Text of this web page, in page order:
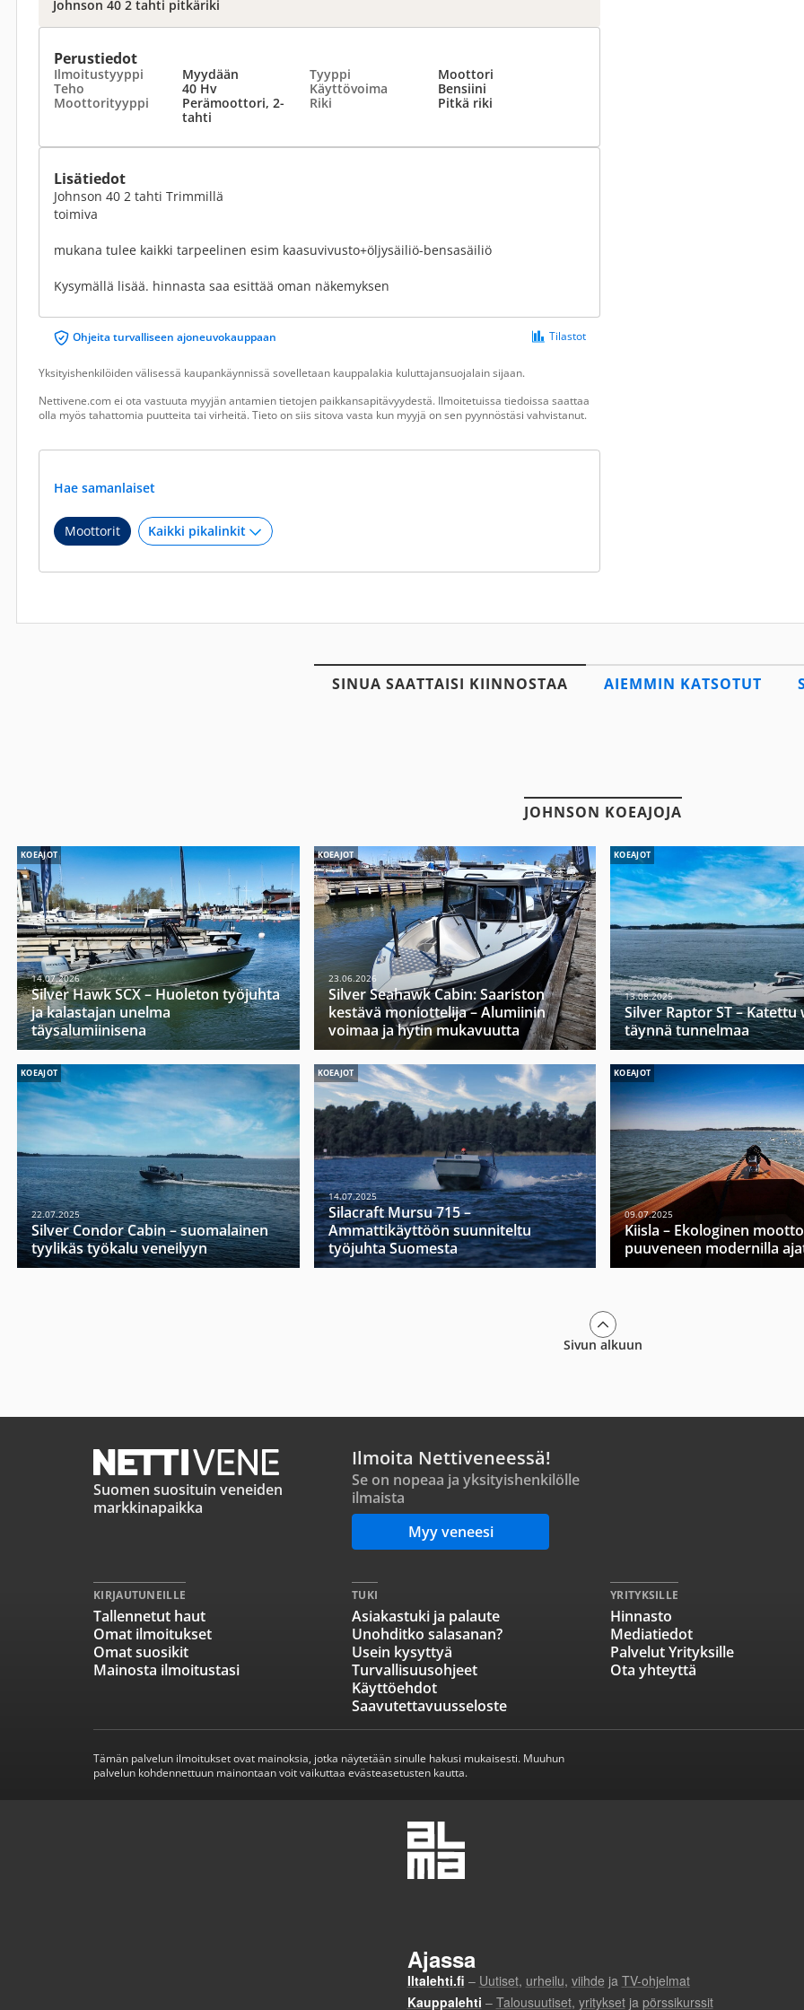
Johnson 40 2 tahti pitkäriki
Perustiedot
Ilmoitustyyppi Myydään Tyyppi
Moottori
Teho
40 Hv Käyttövoima
Bensiini
Moottorityyppi
Perämoottori, 2-
tahti
Riki Pitkä riki
Lisätiedot
Johnson 40 2 tahti Trimmillä
toimiva
mukana tulee kaikki tarpeelinen esim kaasuvivusto+öljysäiliö-bensasäiliö
Kysymällä lisää. hinnasta saa esittää oman näkemyksen
Ohjeita turvalliseen ajoneuvokauppaan Tilastot
Yksityishenkilöiden välisessä kaupankäynnissä sovelletaan kauppalakia kuluttajansuojalain sijaan.
Nettivene.com ei ota vastuuta myyjän antamien tietojen paikkansapitävyydestä. Ilmoitetuissa tiedoissa saattaa
olla myös tahattomia puutteita tai virheitä. Tieto on siis sitova vasta kun myyjä on sen pyynnöstäsi vahvistanut.
Hae samanlaiset
Moottorit
SINUA SAATTAISI KIINNOSTAA AIEMMIN KATSOTUT
JOHNSON KOEAJOJA
KOEAJOT
14.07.2026
Silver Hawk SCX – Huoleton työjuhta
ja kalastajan unelma
täysalumiinisena
KOEAJOT
23.06.2026
Silver Seahawk Cabin: Saariston
kestävä moniottelija – Alumiinin
voimaa ja hytin mukavuutta
KOEAJOT
13.08.2025
Silver Raptor ST –
täynnä tunnelmaa
KOEAJOT
22.07.2025
Silver Condor Cabin – suomalainen
tyylikäs työkalu veneilyyn
KOEAJOT
14.07.2025
Silacraft Mursu 715 –
Ammattikäyttöön suunniteltu
työjuhta Suomesta
KOEAJOT
09.07.2025
Kiisla – Ekologinen
puuveneen modernilla
Sivun alkuun
Suomen suosituin veneiden
markkinapaikka
Ilmoita Nettiveneessä!
Se on nopeaa ja yksityishenkilölle
ilmaista
Myy veneesi
KIRJAUTUNEILLE
Tallennetut haut
Omat ilmoitukset
Omat suosikit
Mainosta ilmoitustasi
TUKI
Asiakastuki ja palaute
Unohditko salasanan?
Usein kysyttyä
Turvallisuusohjeet
Käyttöehdot
Saavutettavuusseloste
YRITYKSILLE
Hinnasto
Mediatiedot
Palvelut Yrityksille
Ota yhteyttä
Tämän palvelun ilmoitukset ovat mainoksia, jotka näytetään sinulle hakusi mukaisesti. Muuhun
palvelun kohdennettuun mainontaan voit vaikuttaa evästeasetusten kautta.